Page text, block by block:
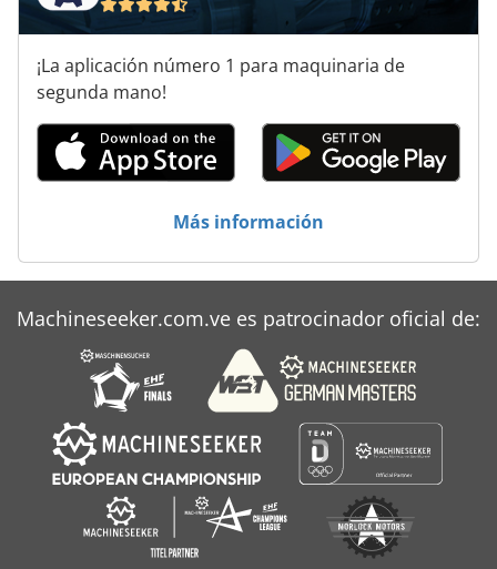
Amazone Ug 4500
Amazone Zaf 804 R
Aries 245
Felder K 900 S
Massey Ferguson 590
Tractor De Montaña
Valtra S 293
¡La aplicación número 1 para maquinaria de
segunda mano!
Más información
Machineseeker.com.ve es patrocinador oficial de: